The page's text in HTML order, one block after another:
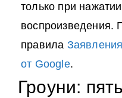
только при
правила
от Google.
Гроуни: